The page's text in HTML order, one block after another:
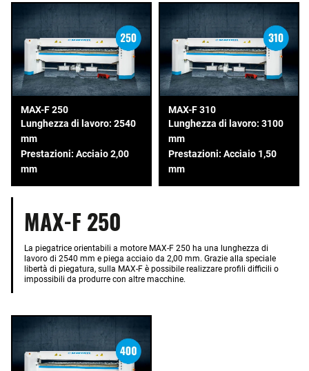
MAX-F 250
Lunghezza di lavoro: 2540
mm
Prestazioni: Acciaio 2,00
mm
MAX-F 310
Lunghezza di lavoro: 3100
mm
Prestazioni: Acciaio 1,50
mm
MAX-F 250
La piegatrice orientabili a motore MAX-F 250 ha una lunghezza di
lavoro di 2540 mm e piega acciaio da 2,00 mm. Grazie alla speciale
libertà di piegatura, sulla MAX-F è possibile realizzare profili difficili o
impossibili da produrre con altre macchine.